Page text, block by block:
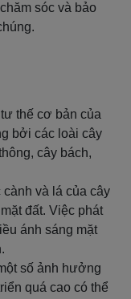
sóc và bảo
thế cơ bản của
bởi các loài cây
cây bách,
và lá của cây
đất. Việc phát
ánh sáng mặt
số ảnh hưởng
quá cao có thể